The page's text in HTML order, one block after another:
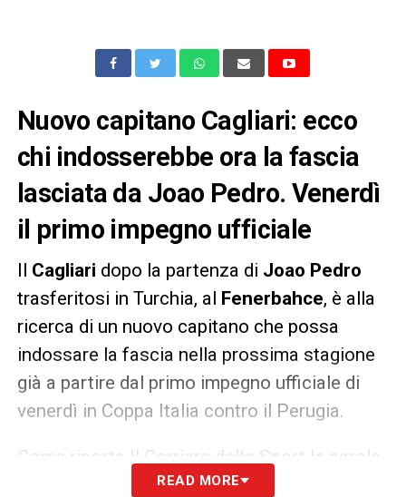
Nuovo capitano Cagliari: ecco
chi indosserebbe ora la fascia
lasciata da Joao Pedro. Venerdì
il primo impegno ufficiale
Il Cagliari dopo la partenza di Joao Pedro
trasferitosi in Turchia, al Fenerbahce, è alla
ricerca di un nuovo capitano che possa
indossare la fascia nella prossima stagione
già a partire dal primo impegno ufficiale di
venerdì in Coppa Italia contro il Perugia.
Come riporta Il Corriere dello Sport le parole
Alessandro Deiola, pronunciate ieri in
READ MORE